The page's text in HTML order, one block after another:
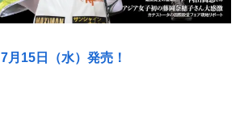
7月15日（水）発売！